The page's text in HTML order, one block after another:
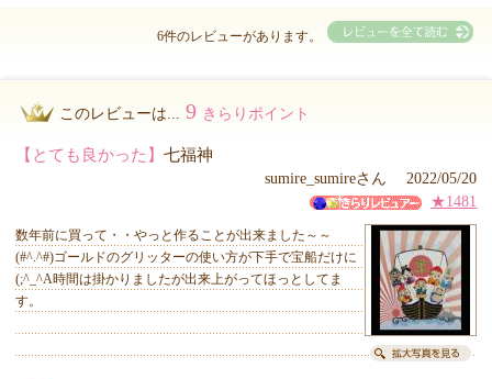
6件のレビューがあります。
このレビューは... 9 きらりポイント
【とても良かった】 七福神
sumire_sumireさん 2022/05/20
★1481
数年前に買って・・やっと作ることが出来ました～～
(#^.^#)ゴールドのグリッターの使い方が下手で宝船だけに
(;^_^A時間は掛かりましたが出来上がってほっとしてま
す。